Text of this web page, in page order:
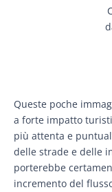
Queste poche
a forte impatto
più attenta e
delle strade e delle
porterebbe
incremento del